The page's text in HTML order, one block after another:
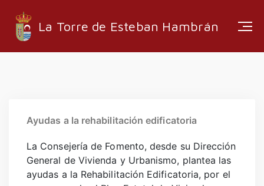
La Torre de Esteban Hambrán
EMPRESAS LOCALES
MEDIA
Ayudas a la rehabilitación edificatoria
La Consejería de Fomento, desde su Dirección
General de Vivienda y Urbanismo, plantea las
ayudas a la Rehabilitación Edificatoria, por el